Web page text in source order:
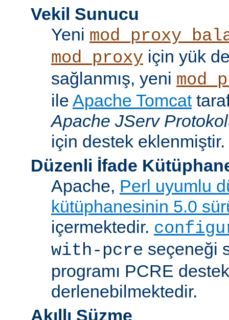
Vekil Sunucu
Yeni
mod_proxy için yük
sağlanmış, yeni
ile Apache Tomcat
Apache JServ
için destek eklenmiştir.
Düzenli İfade
Apache, Perl uyumlu
kütüphanesinin 5.0
içermektedir.
with-pcre seçeneği
programı PCRE
derlenebilmektedir.
Akıllı Süzme